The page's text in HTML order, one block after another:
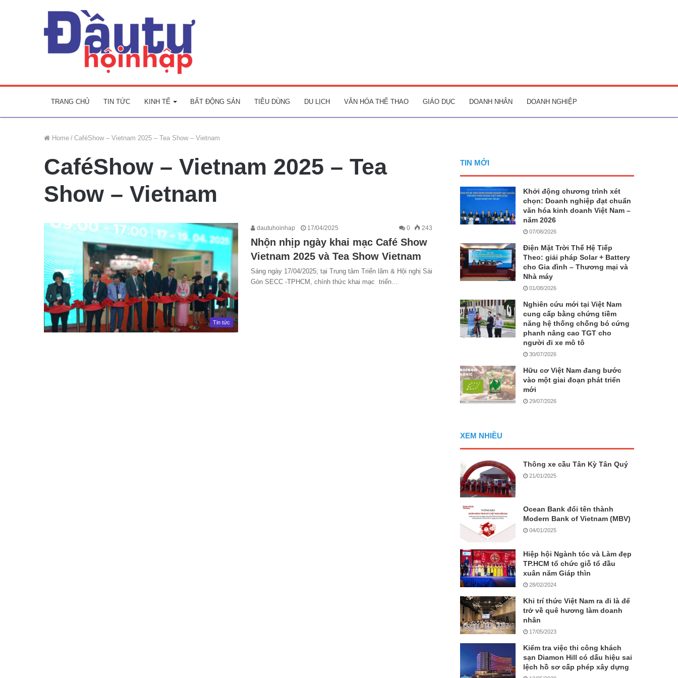
TRANG CHỦ TIN TỨC KINH TẾ BẤT ĐỘNG SẢN TIÊU DÙNG DU LỊCH VĂN HÓA THỂ THAO GIÁO DỤC DOANH NHÂN DOANH NGHIỆP
Home / CaféShow – Vietnam 2025 – Tea Show – Vietnam
CaféShow – Vietnam 2025 – Tea
Show – Vietnam
Tin tức
dautuhoinhap 17/04/2025 0 243
Nhộn nhịp ngày khai mạc Café Show
Vietnam 2025 và Tea Show Vietnam
Sáng ngày 17/04/2025; tại Trung tâm Triển lãm & Hội nghị Sài
Gòn SECC -TPHCM, chính thức khai mạc triển…
TIN MỚI
Khởi động chương trình xét
chọn: Doanh nghiệp đạt chuẩn
văn hóa kinh doanh Việt Nam –
năm 2026
07/08/2026
Điện Mặt Trời Thế Hệ Tiếp
Theo: giải pháp Solar + Battery
cho Gia đình – Thương mại và
Nhà máy
01/08/2026
Nghiên cứu mới tại Việt Nam
cung cấp bằng chứng tiềm
năng hệ thống chống bó cứng
phanh nâng cao TGT cho
người đi xe mô tô
30/07/2026
Hữu cơ Việt Nam đang bước
vào một giai đoạn phát triển
mới
29/07/2026
XEM NHIỀU
Thông xe cầu Tân Kỳ Tân Quý
21/01/2025
Ocean Bank đổi tên thành
Modern Bank of Vietnam (MBV)
04/01/2025
Hiệp hội Ngành tóc và Làm đẹp
TP.HCM tổ chức giỗ tổ đầu
xuân năm Giáp thìn
28/02/2024
Khi trí thức Việt Nam ra đi là để
trở về quê hương làm doanh
nhân
17/05/2023
Kiểm tra việc thi công khách
sạn Diamon Hill có dấu hiệu sai
lệch hồ sơ cấp phép xây dựng